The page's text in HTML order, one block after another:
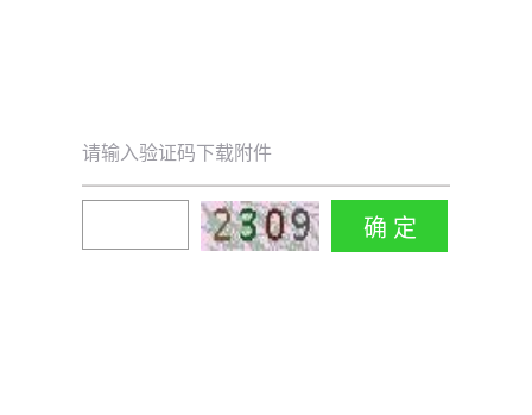
请输入验证码下载附件